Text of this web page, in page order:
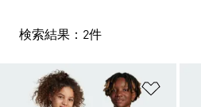
検索結果：2件
ほし